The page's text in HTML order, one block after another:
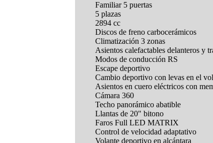
Familiar 5 puertas
5 plazas
2894 cc
Discos de freno carbocerámicos
Climatización 3 zonas
Asientos calefactables delanteros y
Modos de conducción RS
Escape deportivo
Cambio deportivo con levas en el
Asientos en cuero eléctricos con
Cámara 360
Techo panorámico abatible
Llantas de 20" bitono
Faros Full LED MATRIX
Control de velocidad adaptativo
Volante deportivo en alcántara